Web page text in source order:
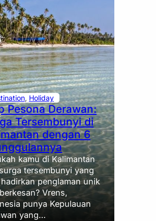
, Holiday
Pesona Derawan:
Tersembunyi di
dengan 6
kamu di Kalimantan
tersembunyi yang
penglaman unik
Vrens,
punya Kepulauan
yang…